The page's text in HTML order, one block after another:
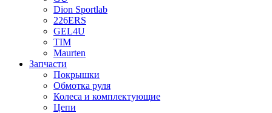
Dion Sportlab
226ERS
GEL4U
TIM
Maurten
Запчасти
Покрышки
Обмотка руля
Колеса и комплектующие
Цепи